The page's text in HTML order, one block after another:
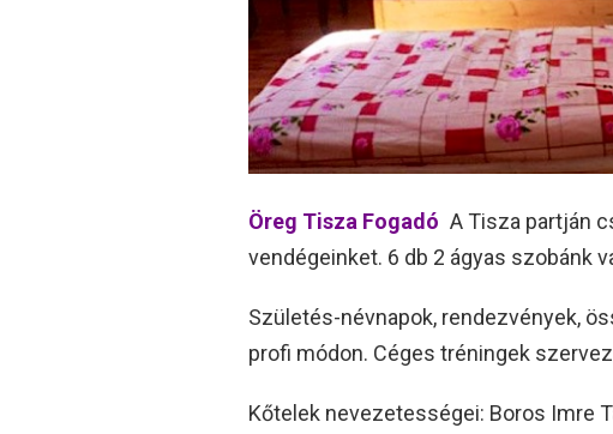
Öreg Tisza Fogadó A Tisza partján
vendégeinket. 6 db 2 ágyas szobánk
Születés-névnapok, rendezvények,
profi módon. Céges tréningek
Kőtelek nevezetességei: Boros Imre